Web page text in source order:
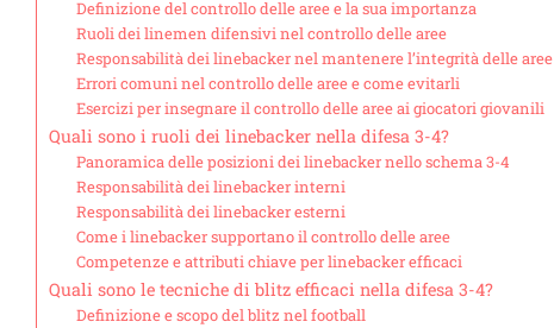
Definizione del controllo delle aree e la sua importanza
Ruoli dei linemen difensivi nel controllo delle aree
Responsabilità dei linebacker nel mantenere l’integrità delle aree
Errori comuni nel controllo delle aree e come evitarli
Esercizi per insegnare il controllo delle aree ai giocatori giovanili
Quali sono i ruoli dei linebacker nella difesa 3-4?
Panoramica delle posizioni dei linebacker nello schema 3-4
Responsabilità dei linebacker interni
Responsabilità dei linebacker esterni
Come i linebacker supportano il controllo delle aree
Competenze e attributi chiave per linebacker efficaci
Quali sono le tecniche di blitz efficaci nella difesa 3-4?
Definizione e scopo del blitz nel football